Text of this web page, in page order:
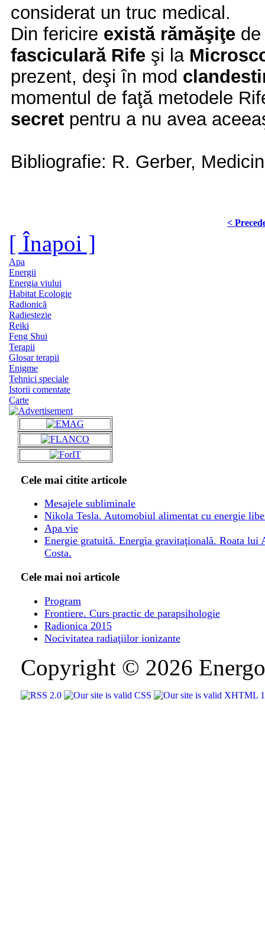
considerat un truc medical.
Din fericire există rămăşiţe
fasciculară Rife şi la
prezent, deşi în mod
momentul de faţă metodele
secret pentru a nu avea
Bibliografie: R. Gerber,
<
[ Înapoi ]
Apa
Energii
Energia viului
Habitat Ecologie
Radionică
Radiestezie
Reiki
Feng Shui
Terapii
Glosar terapii
Enigme
Tehnici speciale
Istorii comentate
Carte
Cele mai citite articole
Mesajele subliminale
Nikola Tesla. Automobiul alimentat cu energie
Apa vie
Energie gratuită. Energia gravitaţională. Roata lui
Costa.
Cele mai noi articole
Program
Frontiere. Curs practic de parapsihologie
Radionica 2015
Nocivitatea radiaţiilor ionizante
Copyright © 2026